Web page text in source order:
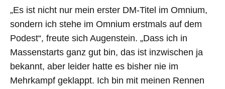
„Es ist nicht nur mein erster DM-Titel im Omnium,
sondern ich stehe im Omnium erstmals auf dem
Podest“, freute sich Augenstein. „Dass ich in
Massenstarts ganz gut bin, das ist inzwischen ja
bekannt, aber leider hatte es bisher nie im
Mehrkampf geklappt. Ich bin mit meinen Rennen